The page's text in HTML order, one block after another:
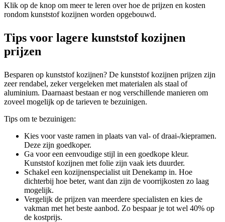
Klik op de knop om meer te leren over hoe de prijzen en kosten
rondom kunststof kozijnen worden opgebouwd.
Tips voor lagere kunststof kozijnen
prijzen
Besparen op kunststof kozijnen? De kunststof kozijnen prijzen zijn
zeer rendabel, zeker vergeleken met materialen als staal of
aluminium. Daarnaast bestaan er nog verschillende manieren om
zoveel mogelijk op de tarieven te bezuinigen.
Tips om te bezuinigen:
Kies voor vaste ramen in plaats van val- of draai-/kiepramen.
Deze zijn goedkoper.
Ga voor een eenvoudige stijl in een goedkope kleur.
Kunststof kozijnen met folie zijn vaak iets duurder.
Schakel een kozijnenspecialist uit Denekamp in. Hoe
dichterbij hoe beter, want dan zijn de voorrijkosten zo laag
mogelijk.
Vergelijk de prijzen van meerdere specialisten en kies de
vakman met het beste aanbod. Zo bespaar je tot wel 40% op
de kostprijs.